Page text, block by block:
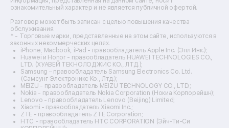
Ремонт электровелосипедов
Ремонт видеокамер
Ремонт эхолотов
Ремонт 3d-принтеров
Ремонт прицелов ночного видения
Ремонт винных шкафов
Ремонт выпрямителей
Ремонт сушилок для рук
Ремонт дальномеров
Ремонт снегоуборщиков
ознакомительный характер и не является публичной офертой.
Разговор может быть записан с целью повышения качества
обслуживания.
* - Торговые марки, представленные на этом сайте, используются в
законных некоммерческих целях.
iPhone, Macbook, iPad - правообладатель Apple Inc. (Эпл Инк.);
Huawei и Honor - правообладатель HUAWEI TECHNOLOGIES CO.,
LTD. (ХУАВЕЙ ТЕКНОЛОДЖИС КО., ЛТД.);
Samsung – правообладатель Samsung Electronics Co. Ltd.
(Самсунг Электроникс Ко., Лтд.);
MEIZU - правообладатель MEIZU TECHNOLOGY CO., LTD.;
Nokia - правообладатель Nokia Corporation (Нокиа Корпорейшн);
Lenovo - правообладатель Lenovo (Beijing) Limited;
Xiaomi - правообладатель Xiaomi Inc.;
ZTE - правообладатель ZTE Corporation;
HTC - правообладатель HTC CORPORATION (Эйч-Ти-Си